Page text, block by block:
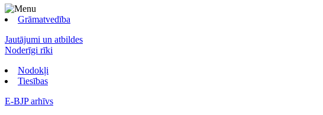
Grāmatvedība
Jautājumi un atbildes
Noderīgi rīki
Nodokļi
Tiesības
E-BJP arhīvs